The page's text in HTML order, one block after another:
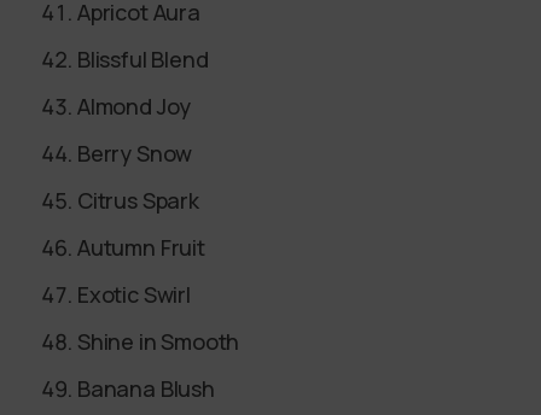
Apricot Aura
Blissful Blend
Almond Joy
Berry Snow
Citrus Spark
Autumn Fruit
Exotic Swirl
Shine in Smooth
Banana Blush